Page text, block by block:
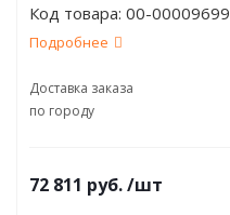
Код товара: 00-00009699
Подробнее
Доставка заказа
по городу
72 811 руб./шт